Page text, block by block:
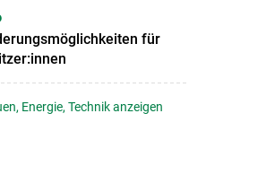
für
Energie, Technik anzeigen